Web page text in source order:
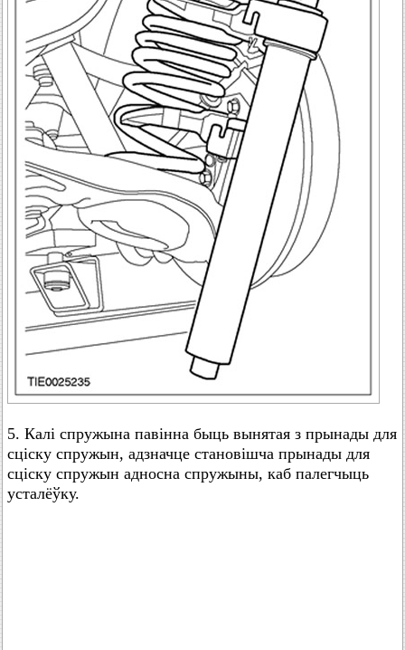
5. Калі спружына павінна быць вынятая з прынады для
сціску спружын, адзначце становішча прынады для
сціску спружын адносна спружыны, каб палегчыць
усталёўку.